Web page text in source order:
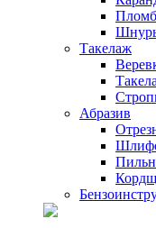
Такелаж
Абразив